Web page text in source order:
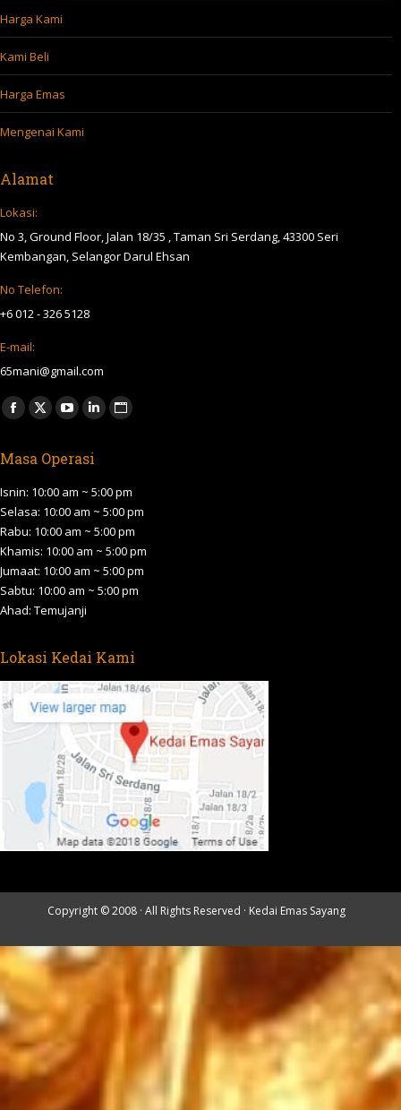
Harga Kami
Kami Beli
Harga Emas
Mengenai Kami
Alamat
Lokasi:
No 3, Ground Floor, Jalan 18/35 , Taman Sri Serdang, 43300 Seri
Kembangan, Selangor Darul Ehsan
No Telefon:
+6 012 - 326 5128
E-mail:
65mani@gmail.com
Find us on:
Facebook
opens
in
new
window
X
opens
in
new
window
YouTube
opens
in
new
window
Linkedin
opens
in
new
window
Website
in
new
window
Masa Operasi
Isnin: 10:00 am ~ 5:00 pm
Selasa: 10:00 am ~ 5:00 pm
Rabu: 10:00 am ~ 5:00 pm
Khamis: 10:00 am ~ 5:00 pm
Jumaat: 10:00 am ~ 5:00 pm
Sabtu: 10:00 am ~ 5:00 pm
Ahad: Temujanji
Lokasi Kedai Kami
Copyright © 2008 · All Rights Reserved · Kedai Emas Sayang